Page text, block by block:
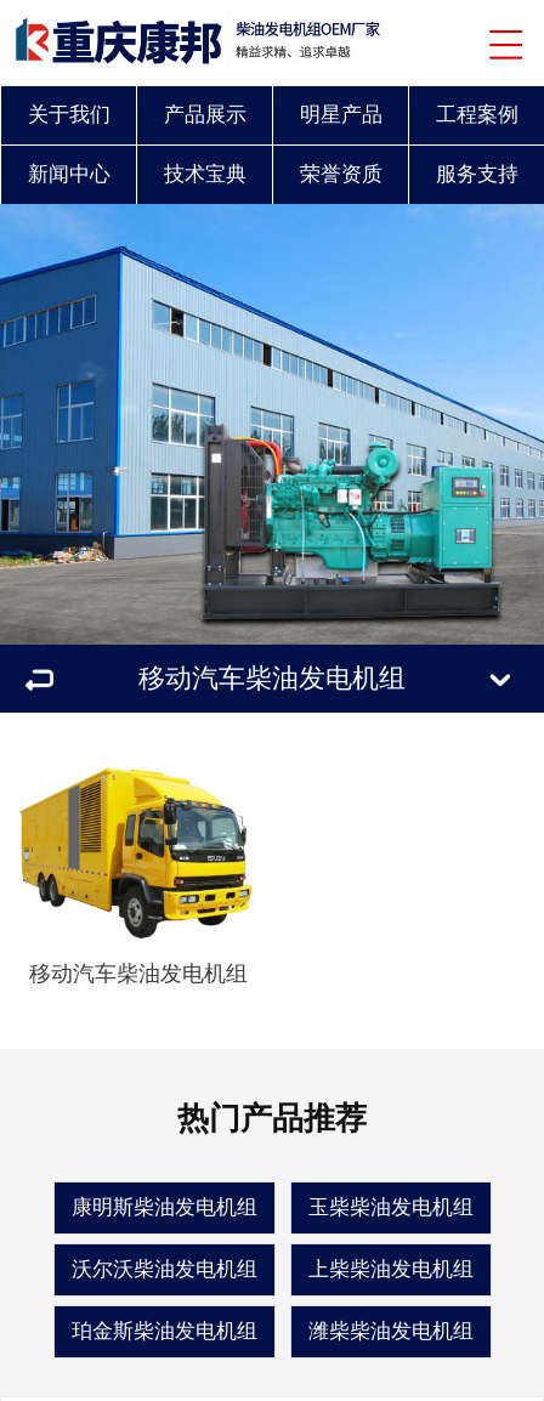
关于我们 产品展示 明星产品 工程案例
新闻中心 技术宝典 荣誉资质 服务支持
移动汽车柴油发电机组
移动汽车柴油发电机组
热门产品推荐
康明斯柴油发电机组 玉柴柴油发电机组
沃尔沃柴油发电机组 上柴柴油发电机组
珀金斯柴油发电机组 潍柴柴油发电机组